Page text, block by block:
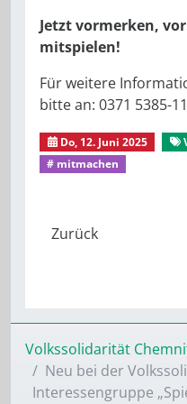
Jetzt vormerken,
mitspielen!
Für weitere
bitte an: 0371 5385-
Do, 12. Juni 2025
# mitmachen
Volkssolidarität
Neu bei der
Interessengruppe